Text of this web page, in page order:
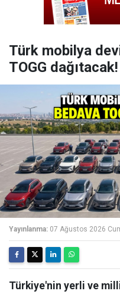
Türk mobilya
TOGG
Yayınlanma: 07 Ağustos 2026
Türkiye'nin yerli ve